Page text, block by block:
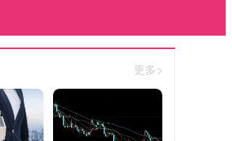
更多>